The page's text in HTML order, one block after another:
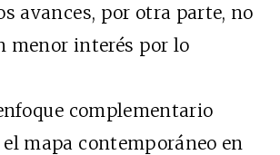
avances, por otra parte, no
menor interés por lo
complementario
el mapa contemporáneo en